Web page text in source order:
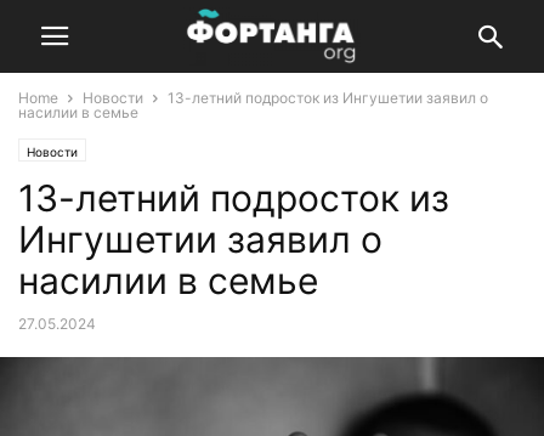
Home Новости
13-летний подросток из Ингушетии заявил о
насилии в семье
Новости
13-летний подросток из
Ингушетии заявил о
насилии в семье
27.05.2024